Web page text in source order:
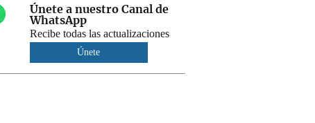
Únete a nuestro Canal de
WhatsApp
Recibe todas las actualizaciones
Únete